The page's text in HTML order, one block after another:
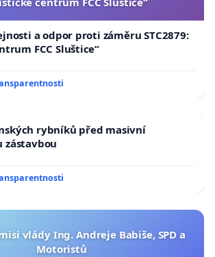
a odpor proti záměru STC2879:
FCC Sluštice“
rybníků před masivní
zástavbou
vlády Ing. Andreje Babiše, SPD a
Motoristů